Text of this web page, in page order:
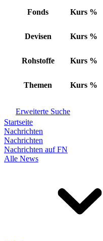
Fonds Kurs %
Devisen Kurs %
Rohstoffe Kurs %
Themen Kurs %
Erweiterte Suche
Startseite
Nachrichten
Nachrichten
Nachrichten auf FN
Alle News